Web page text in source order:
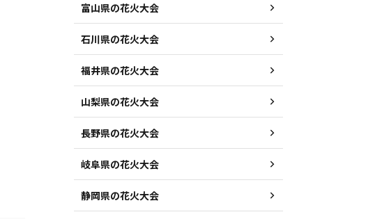
富山県の花火大会
石川県の花火大会
福井県の花火大会
山梨県の花火大会
長野県の花火大会
岐阜県の花火大会
静岡県の花火大会